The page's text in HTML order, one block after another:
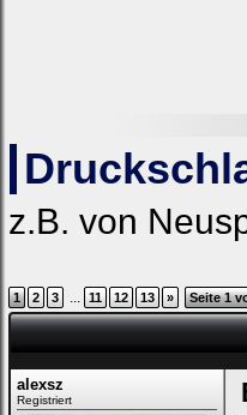
z.B. von
1 2 3 ... 11 12 13 » Seite 1
alexsz
Registriert